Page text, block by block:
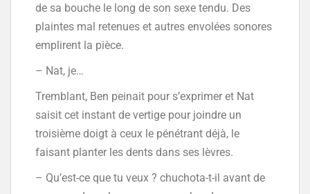
de sa bouche le long de son sexe tendu. Des
plaintes mal retenues et autres envolées sonores
emplirent la pièce.
– Nat, je…
Tremblant, Ben peinait pour s’exprimer et Nat
saisit cet instant de vertige pour joindre un
troisième doigt à ceux le pénétrant déjà, le
faisant planter les dents dans ses lèvres.
– Qu’est-ce que tu veux ? chuchota-t-il avant de